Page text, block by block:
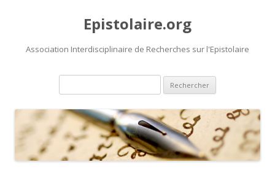
Epistolaire.org
Association Interdisciplinaire de Recherches sur l'Epistolaire
Rechercher :